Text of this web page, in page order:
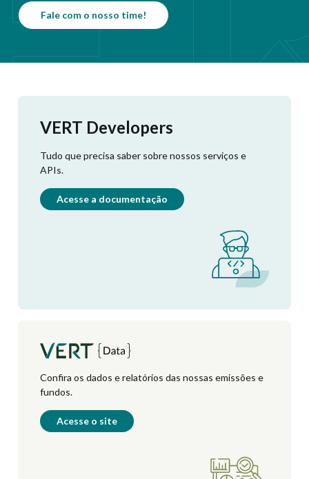
Fale com o nosso time!
VERT Developers
Tudo que precisa saber sobre nossos serviços e
APIs.
Acesse a documentação
Confira os dados e relatórios das nossas emissões e
fundos.
Acesse o site